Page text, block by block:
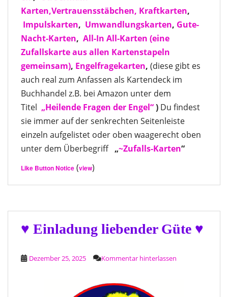
Karten,Vertrauensstäbchen, Kraftkarten,
Impulskarten, Umwandlungskarten, Gute-
Nacht-Karten, All-In All-Karten (eine
Zufallskarte aus allen Kartenstapeln
gemeinsam), Engelfragekarten, (diese gibt es
auch real zum Anfassen als Kartendeck im
Buchhandel z.B. bei Amazon unter dem
Titel „Heilende Fragen der Engel“) Du findest
sie immer auf der senkrechten Seitenleiste
einzeln aufgelistet oder oben waagerecht oben
unter dem Überbegriff „~Zufalls-Karten“
Like Button Notice (view)
♥ Einladung liebender Güte ♥
Dezember 25, 2025 Kommentar hinterlassen